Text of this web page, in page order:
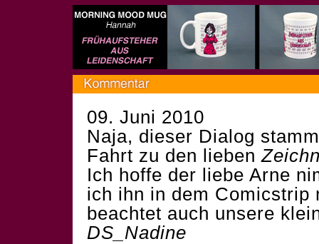
09. Juni 2010
Naja, dieser Dialog
Fahrt zu den lieben
Ich hoffe der liebe Arne
ich ihn in dem
beachtet auch unsere
DS_Nadine